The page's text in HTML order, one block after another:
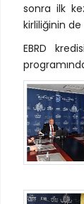
sonra ilk
kirliliğinin
EBRD